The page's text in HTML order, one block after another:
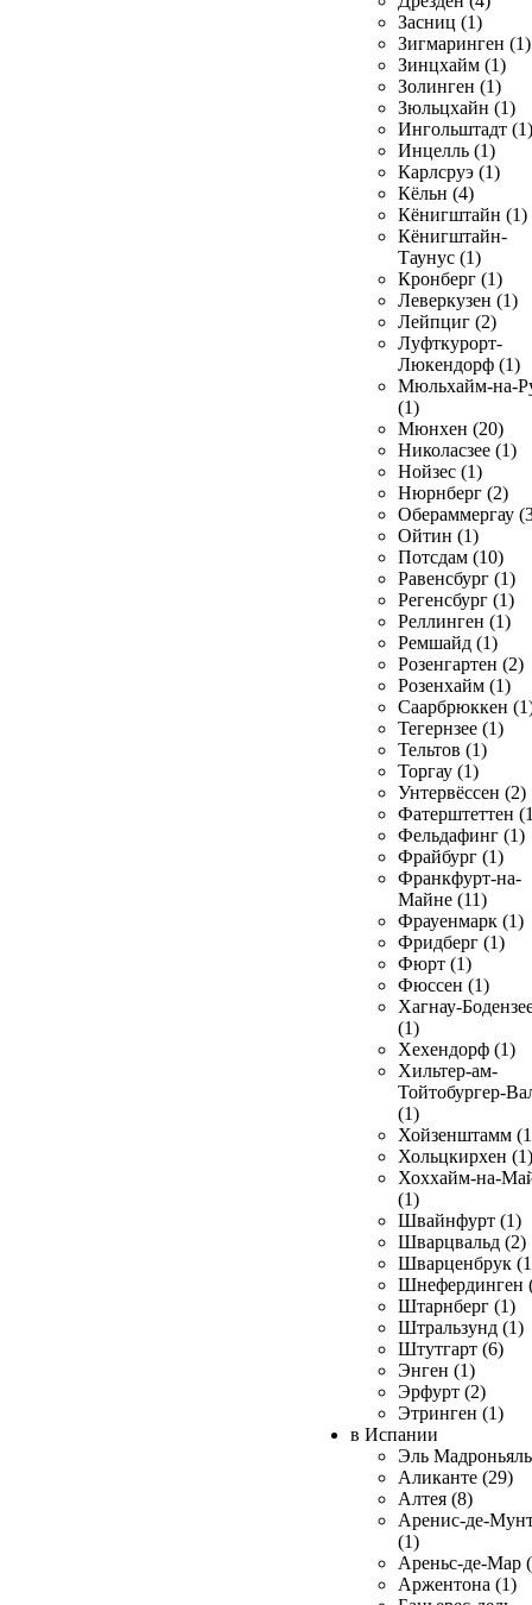
Засниц (1)
Зигмаринген (1)
Зинцхайм (1)
Золинген (1)
Зюльцхайн (1)
Ингольштадт (1)
Инцелль (1)
Карлсруэ (1)
Кёльн (4)
Кёнигштайн (1)
Кёнигштайн-
Таунус (1)
Кронберг (1)
Леверкузен (1)
Лейпциг (2)
Луфткурорт-
Люкендорф (1)
Мюльхайм-на-
(1)
Мюнхен (20)
Николасзее (1)
Нойзес (1)
Нюрнберг (2)
Обераммергау
Ойтин (1)
Потсдам (10)
Равенсбург (1)
Регенсбург (1)
Реллинген (1)
Ремшайд (1)
Розенгартен (2)
Розенхайм (1)
Саарбрюккен
Тегернзее (1)
Тельтов (1)
Торгау (1)
Унтервёссен (2)
Фатерштеттен
Фельдафинг (1)
Фрайбург (1)
Франкфурт-на-
Майне (11)
Фрауенмарк (1)
Фридберг (1)
Фюрт (1)
Фюссен (1)
Хагнау-
(1)
Хехендорф (1)
Хильтер-ам-
Тойтобургер-
(1)
Хойзенштамм
Хольцкирхен (1)
Хоххайм-на-
(1)
Швайнфурт (1)
Шварцвальд (2)
Шварценбрук
Шнефердинген
Штарнберг (1)
Штральзунд (1)
Штутгарт (6)
Энген (1)
Эрфурт (2)
Этринген (1)
в Испании
Эль
Аликанте (29)
Алтея (8)
Аренис-де-
(1)
Ареньс-де-Мар
Аржентона (1)